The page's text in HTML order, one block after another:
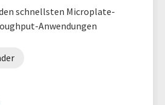
schnellsten Microplate-
Anwendungen